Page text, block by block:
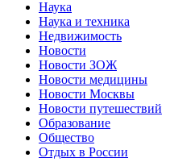
Наука
Наука и техника
Недвижимость
Новости
Новости ЗОЖ
Новости медицины
Новости Москвы
Новости путешествий
Образование
Общество
Отдых в России